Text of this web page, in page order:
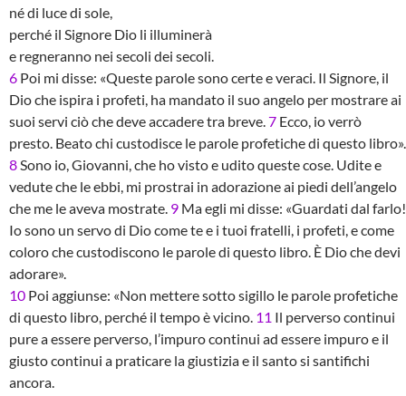
né di luce di sole,
perché il Signore Dio li illuminerà
e regneranno nei secoli dei secoli.
6 Poi mi disse: «Queste parole sono certe e veraci. Il Signore, il
Dio che ispira i profeti, ha mandato il suo angelo per mostrare ai
suoi servi ciò che deve accadere tra breve.7 Ecco, io verrò
presto. Beato chi custodisce le parole profetiche di questo libro».
8Sono io, Giovanni, che ho visto e udito queste cose. Udite e
vedute che le ebbi, mi prostrai in adorazione ai piedi dell’angelo
che me le aveva mostrate. 9 Ma egli mi disse: «Guardati dal farlo!
Io sono un servo di Dio come te e i tuoi fratelli, i profeti, e come
coloro che custodiscono le parole di questo libro. È Dio che devi
adorare».
10 Poi aggiunse: «Non mettere sotto sigillo le parole profetiche
di questo libro, perché il tempo è vicino. 11 Il perverso continui
pure a essere perverso, l’impuro continui ad essere impuro e il
giusto continui a praticare la giustizia e il santo si santifichi
ancora.